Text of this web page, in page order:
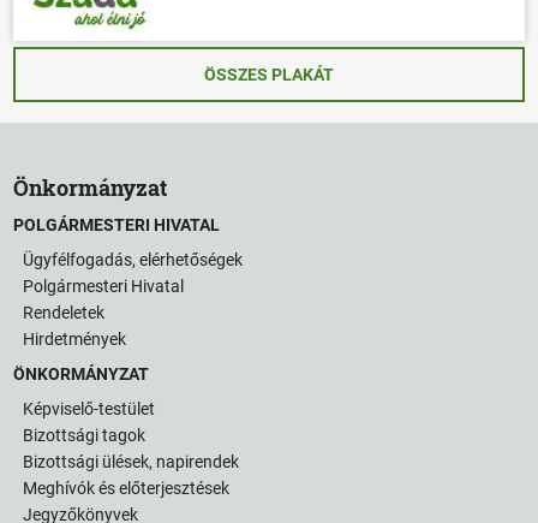
ÖSSZES PLAKÁT
Önkormányzat
POLGÁRMESTERI HIVATAL
Ügyfélfogadás, elérhetőségek
Polgármesteri Hivatal
Rendeletek
Hirdetmények
ÖNKORMÁNYZAT
Képviselő-testület
Bizottsági tagok
Bizottsági ülések, napirendek
Meghívók és előterjesztések
Jegyzőkönyvek